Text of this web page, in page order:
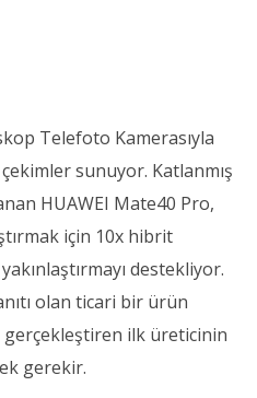
Telefoto Kamerasıyla
çekimler sunuyor. Katlanmış
HUAWEI Mate40 Pro,
için 10x hibrit
destekliyor.
olan ticari bir ürün
gerçekleştiren ilk üreticinin
gerekir.